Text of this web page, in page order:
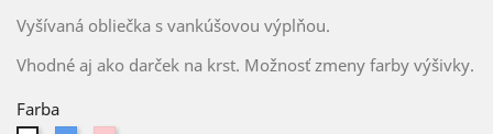
Vyšívaná obliečka s vankúšovou výplňou.
Vhodné aj ako darček na krst. Možnosť zmeny farby výšivky.
Farba